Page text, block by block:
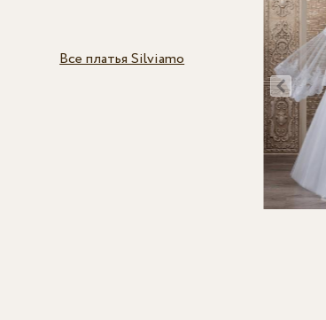
Все платья Silviamo